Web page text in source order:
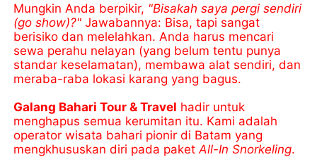
Mungkin Anda berpikir, "Bisakah saya pergi sendiri
(go show)?" Jawabannya: Bisa, tapi sangat
berisiko dan melelahkan. Anda harus mencari
sewa perahu nelayan (yang belum tentu punya
standar keselamatan), membawa alat sendiri, dan
meraba-raba lokasi karang yang bagus.
Galang Bahari Tour & Travel hadir untuk
menghapus semua kerumitan itu. Kami adalah
operator wisata bahari pionir di Batam yang
mengkhususkan diri pada paketAll-In Snorkeling.